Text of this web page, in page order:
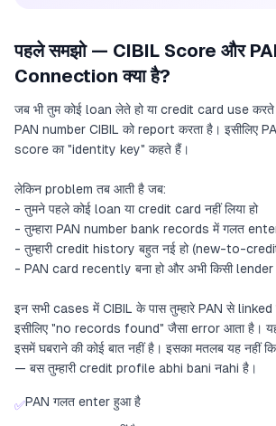
पहले समझो — CIBIL Score और
Connection क्या है?
जब भी तुम कोई loan लेते हो या credit card use करते
PAN number CIBIL को report करता है। इसीलिए
score का "identity key" कहते हैं।
लेकिन problem तब आती है जब:
- तुमने पहले कोई loan या credit card नहीं लिया हो
- तुम्हारा PAN number bank records में गलत
- तुम्हारी credit history बहुत नई हो (new-to-
- PAN card recently बना हो और अभी किसी
इन सभी cases में CIBIL के पास तुम्हारे PAN से linked
इसीलिए "no records found" जैसा error आता है।
इसमें घबराने की कोई बात नहीं है। इसका मतलब यह नहीं
— बस तुम्हारी credit profile abhi bani नahi है।
✅PAN गलत enter हुआ है